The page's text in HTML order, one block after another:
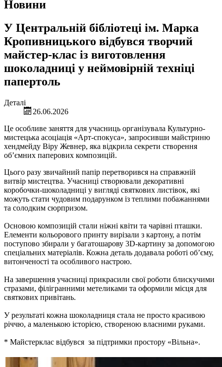
Новини
У Центральній бібліотеці ім. Марка
Кропивницького відбувся творчий
майстер-клас із виготовлення
шоколадниці у неймовірній техніці
папертоль
Деталі
26.06.2026
Це особливе заняття для учасниць організувала Культурно-
мистецька асоціація «Арт-спокуса», запросивши майстриню
хендмейду Віру Жевнер, яка відкрила секрети створення
об’ємних паперових композицій.
Цього разу звичайний папір перетворився на справжній
витвір мистецтва. Учасниці створювали декоративні
коробочки-шоколадниці у вигляді святкових листівок, які
можуть стати чудовим подарунком із теплими побажаннями
та солодким сюрпризом.
Основою композицій стали ніжні квіти та чарівні пташки.
Елементи кольорового принту вирізали з картону, а потім
поступово збирали у багатошарову 3D-картину за допомогою
спеціальних матеріалів. Кожна деталь додавала роботі об’єму,
витонченості та особливого настрою.
На завершення учасниці прикрасили свої роботи блискучими
стразами, філігранними метеликами та оформили місця для
святкових привітань.
У результаті кожна шоколадниця стала не просто красивою
річчю, а маленькою історією, створеною власними руками.
* Майстерклас відбувся за підтримки простору «Вільна».